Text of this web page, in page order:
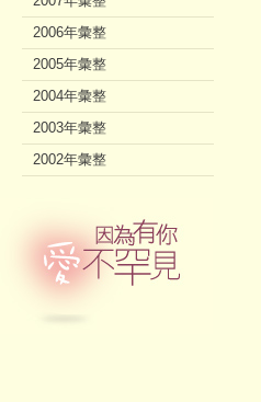
2006年彙整
2005年彙整
2004年彙整
2003年彙整
2002年彙整